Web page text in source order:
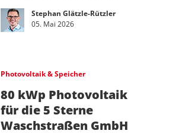
Stephan Glätzle-Rützler
05. Mai 2026
Photovoltaik & Speicher
80 kWp Photovoltaik
für die 5 Sterne
Waschstraßen GmbH